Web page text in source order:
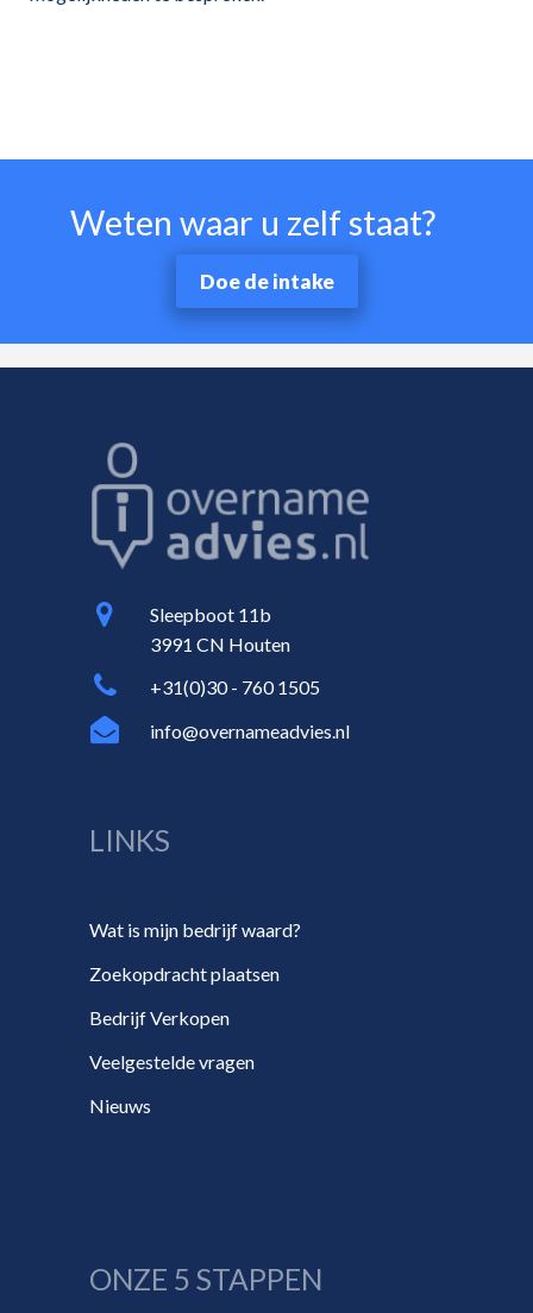
Weten waar u zelf staat?
Doe de intake
Sleepboot 11b
3991 CN Houten
+31(0)30 - 760 1505
info@overnameadvies.nl
LINKS
Wat is mijn bedrijf waard?
Zoekopdracht plaatsen
Bedrijf Verkopen
Veelgestelde vragen
Nieuws
ONZE 5 STAPPEN